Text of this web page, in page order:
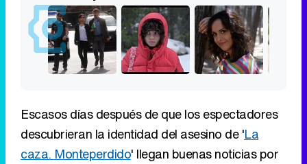
Escasos días después de que los espectadores
descubrieran la identidad del asesino de 'La
caza. Monteperdido' llegan buenas noticias por